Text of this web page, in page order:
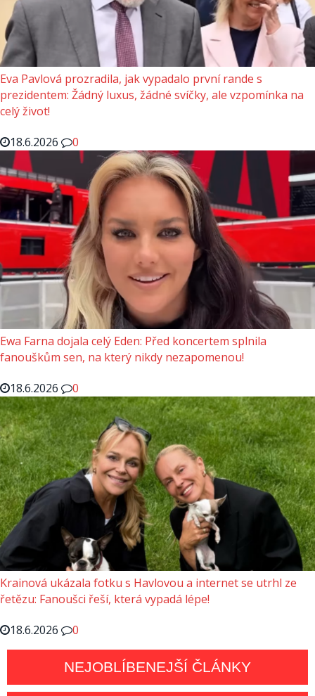
Eva Pavlová prozradila, jak vypadalo první rande s
prezidentem: Žádný luxus, žádné svíčky, ale vzpomínka na
celý život!
18.6.2026
0
Ewa Farna dojala celý Eden: Před koncertem splnila
fanouškům sen, na který nikdy nezapomenou!
18.6.2026
0
Krainová ukázala fotku s Havlovou a internet se utrhl ze
řetězu: Fanoušci řeší, která vypadá lépe!
18.6.2026
0
NEJOBLÍBENEJŠÍ ČLÁNKY